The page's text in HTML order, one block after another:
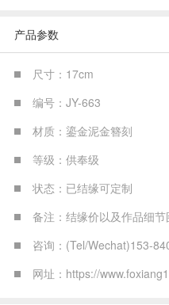
产品参数
尺寸：17cm
编号：JY-663
材质：鎏金泥金簪刻
等级：供奉级
状态：已结缘可定制
备注：结缘价以及作品细
咨询：(Tel/Wechat)153-
网址：https://